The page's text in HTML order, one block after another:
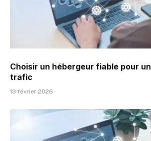
Choisir un hébergeur fiable pour
trafic
13 février 2026